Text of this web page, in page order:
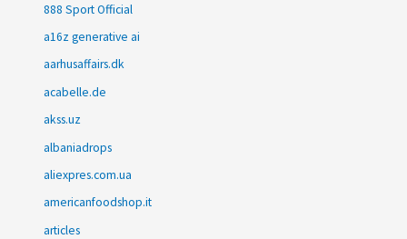
888 Sport Official
a16z generative ai
aarhusaffairs.dk
acabelle.de
akss.uz
albaniadrops
aliexpres.com.ua
americanfoodshop.it
articles